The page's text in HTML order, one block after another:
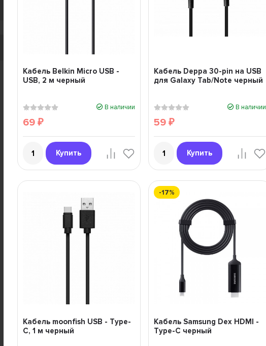
Кабель Belkin Micro USB -
USB, 2 м черный
В наличии
69₽
Купить
Кабель Deppa 30-pin на USB
для Galaxy Tab/Note черный
В наличии
59₽
Купить
Кабель moonfish USB - Type-
C, 1 м черный
-17%
Кабель Samsung Dex HDMI -
Type-C черный